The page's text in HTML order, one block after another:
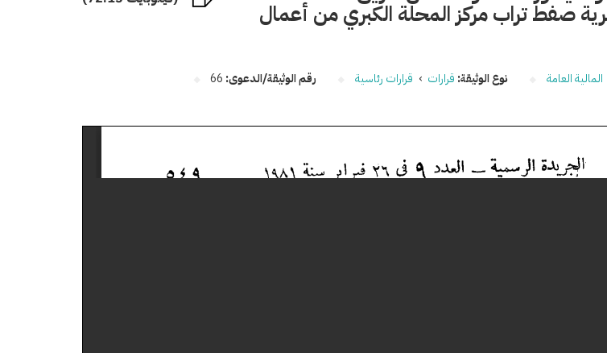
صفط تراب مركز المحلة الكبري من أعمال
المالية العامة نوع الوثيقة: قرارات › قرارات رئاسية رقم الوثيقة/الدعوى: 66